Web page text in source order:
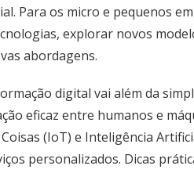
Para os micro e pequenos
explorar novos
abordagens.
digital vai além da
eficaz entre humanos e
(IoT) e Inteligência
personalizados. Dicas